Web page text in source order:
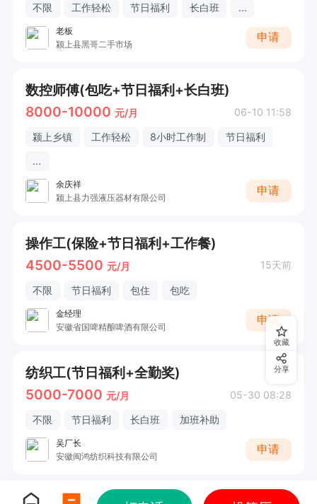
不限 工作轻松 节日福利 长白班 ...
老板
颍上县黑哥二手市场
申请
数控师傅(包吃+节日福利+长白班)
8000-10000 元/月 06-10 11:58
颍上乡镇 工作轻松 8小时工作制
节日福利
...
余庆祥
颍上县力强液压器材有限公司
申请
操作工(保险+节日福利+工作餐)
4500-5500 元/月 15天前
不限 节日福利 包住 包吃
金经理
安徽省国啤精酿啤酒有限公司
申请
纺织工(节日福利+全勤奖)
5000-7000 元/月 05-30 08:28
不限 节日福利 长白班 加班补助
吴厂长
安徽闽鸿纺织科技有限公司
申请
收藏
分享